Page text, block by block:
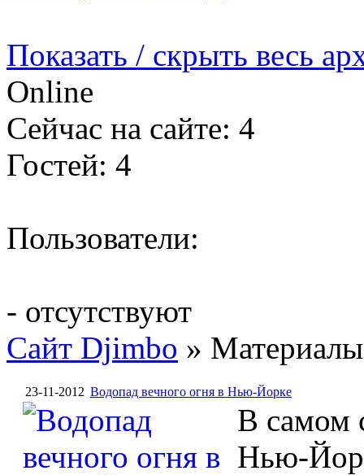
Показать / скрыть весь
Online
Сейчас на сайте: 4
Гостей: 4
Пользователи:
- отсутствуют
Сайт Djimbo »
23-11-2012 Водопад вечного огня в Нью-Йорке
В самом
Нью-